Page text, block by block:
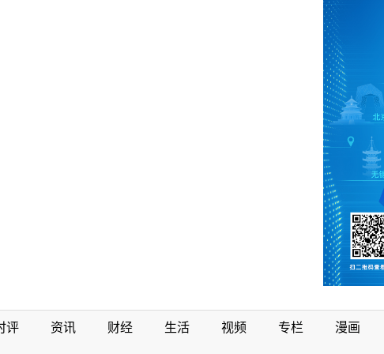
评 资讯 财经 生活 视频 专栏 漫画